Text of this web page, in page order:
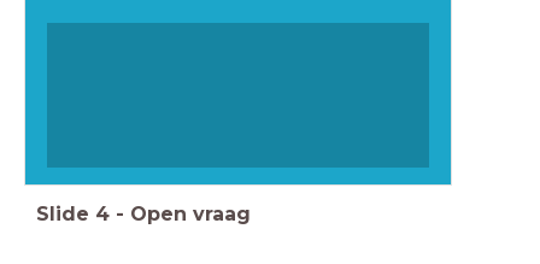
Slide 4 - Open vraag